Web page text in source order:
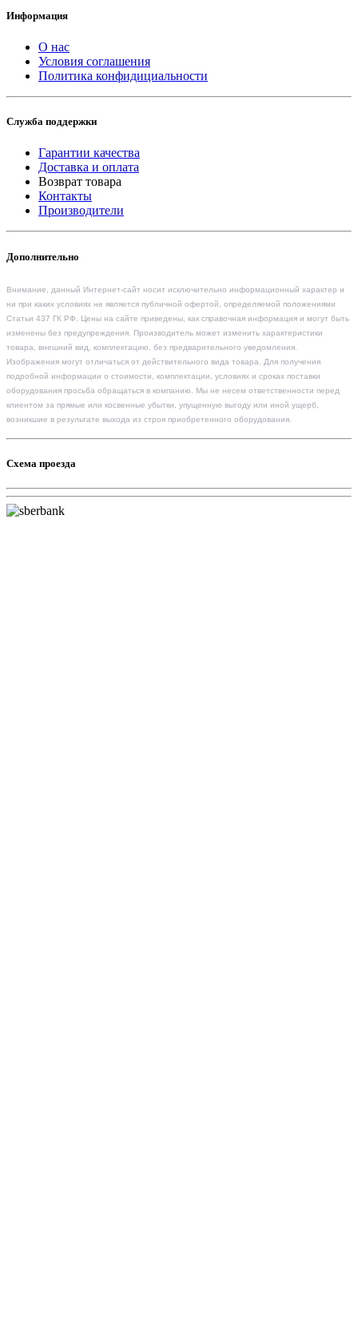
Информация
О нас
Условия соглашения
Политика конфидициальности
Служба поддержки
Гарантии качества
Доставка и оплата
Возврат товара
Контакты
Производители
Дополнительно
Внимание, данный Интернет-сайт носит исключительно информационный характер и
ни при каких условиях не является публичной офертой, определяемой положениями
Статьи 437 ГК РФ. Цены на сайте приведены, как справочная информация и могут быть
изменены без предупреждения. Производитель может изменить характеристики
товара, внешний вид, комплектацию, без предварительного уведомления.
Изображения могут отличаться от действительного вида товара. Для получения
подробной информации о стоимости, комплектации, условиях и сроках поставки
оборудования просьба обращаться в компанию. Мы не несем ответственности перед
клиентом за прямые или косвенные убытки, упущенную выгоду или иной ущерб,
возникшие в результате выхода из строя приобретенного оборудования.
Схема проезда